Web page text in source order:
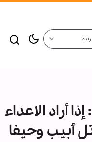
أراد الاعداء
أبيب وحيفا